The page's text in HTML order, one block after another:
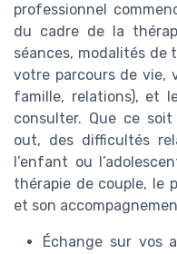
professionnel
du cadre de la
séances, modalités de
votre parcours de vie,
famille, relations), et
consulter. Que ce
out, des difficultés
l’enfant ou
thérapie de couple, le
et son
Échange sur vos